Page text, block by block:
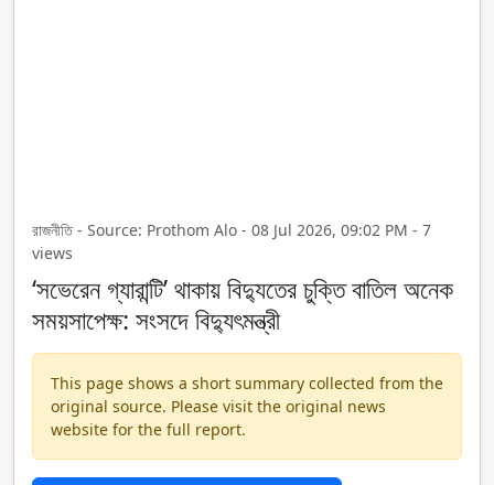
রাজনীতি - Source: Prothom Alo - 08 Jul 2026, 09:02 PM - 7
views
‘সভেরেন গ্যারান্টি’ থাকায় বিদ্যুতের চুক্তি বাতিল অনেক
সময়সাপেক্ষ: সংসদে বিদ্যুৎমন্ত্রী
This page shows a short summary collected from the
original source. Please visit the original news
website for the full report.